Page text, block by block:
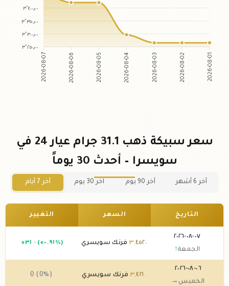
٣٬٤٠٠٫٠٠
٣٬٣٥٠٫٠٠
٣٬٣٠٠٫٠٠
٣٬٢٥٠٫٠٠
2026-08-07 2026-08-06 2026-08-05 2026-08-04 2026-08-03 2026-08-02 2026-08-01
سعر سبيكة ذهب 31.1 جرام عيار 24 في
سويسرا – أحدث 30 يوماً
آخر 6 أشهر آخر 90 يوم آخر 30 يوم آخر 7 أيام
التاريخ السعر التغيير
٠٧-٠٨-٢٠٢٦
الجمعة↑
٣,٤٥٢.١٠ فرنك سويسري +٣١ .١٠ (+٠.٩١%)
٠٦-٠٨-٢٠٢٦
الخميس →
٣,٤٢١ فرنك سويسري 0 (0%)